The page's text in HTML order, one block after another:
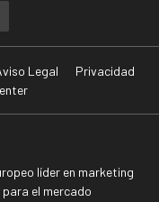
Legal
Privacidad
líder en marketing
el mercado